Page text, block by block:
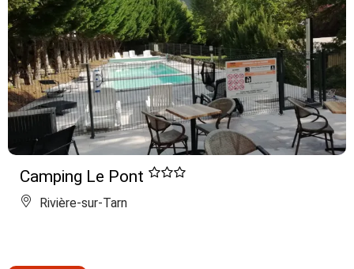
Camping Le Pont
Rivière-sur-Tarn